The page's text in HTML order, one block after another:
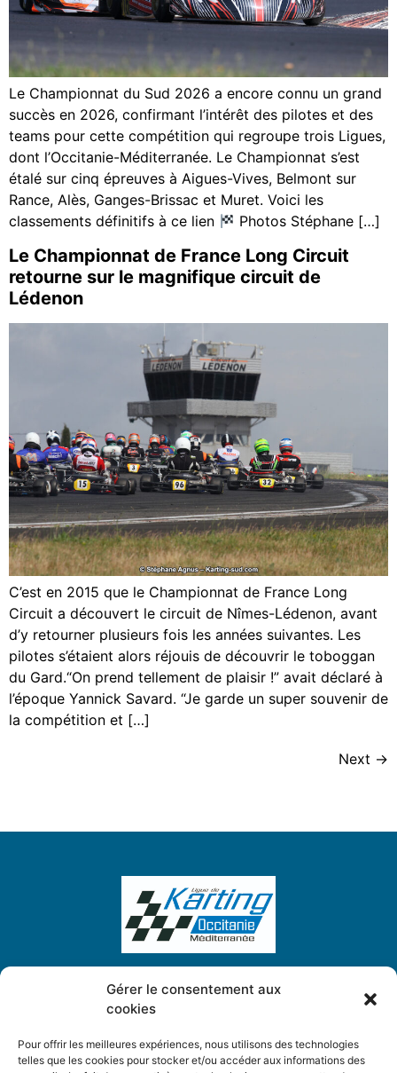
Gérer le consentement aux
cookies
Pour offrir les meilleures expériences, nous utilisons des technologies
telles que les cookies pour stocker et/ou accéder aux informations des
Le Championnat du Sud 2026 a encore connu un grand
succès en 2026, confirmant l’intérêt des pilotes et des
teams pour cette compétition qui regroupe trois Ligues,
dont l’Occitanie-Méditerranée. Le Championnat s’est
étalé sur cinq épreuves à Aigues-Vives, Belmont sur
Rance, Alès, Ganges-Brissac et Muret. Voici les
classements définitifs à ce lien
Photos Stéphane […]
Le Championnat de France Long Circuit
retourne sur le magnifique circuit de
Lédenon
C’est en 2015 que le Championnat de France Long
Circuit a découvert le circuit de Nîmes-Lédenon, avant
d’y retourner plusieurs fois les années suivantes. Les
pilotes s’étaient alors réjouis de découvrir le toboggan
du Gard.“On prend tellement de plaisir !” avait déclaré à
l’époque Yannick Savard. “Je garde un super souvenir de
la compétition et […]
Next →
Ligue de Karting Occitanie Méditerranée
34130 Saint-Aunès